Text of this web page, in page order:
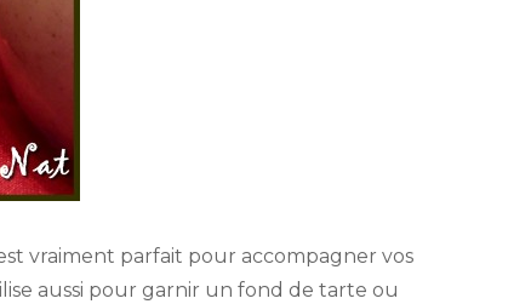
vraiment parfait pour accompagner vos
aussi pour garnir un fond de tarte ou